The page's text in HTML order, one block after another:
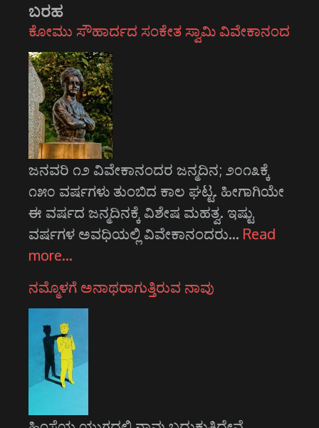
ಬರಹ
ಕೋಮು ಸೌಹಾರ್ದದ ಸಂಕೇತ ಸ್ವಾಮಿ ವಿವೇಕಾನಂದ
ಜನವರಿ ೧೨ ವಿವೇಕಾನಂದರ ಜನ್ಮದಿನ; ೨೦೧೩ಕ್ಕೆ
೧೫೦ ವರ್ಷಗಳು ತುಂಬಿದ ಕಾಲ ಘಟ್ಟ. ಹೀಗಾಗಿಯೇ
ಈ ವರ್ಷದ ಜನ್ಮದಿನಕ್ಕೆ ವಿಶೇಷ ಮಹತ್ವ. ಇಷ್ಟು
ವರ್ಷಗಳ ಅವಧಿಯಲ್ಲಿ ವಿವೇಕಾನಂದರು… Read
more…
ನಮ್ಮೊಳಗೆ ಅನಾಥರಾಗುತ್ತಿರುವ ನಾವು